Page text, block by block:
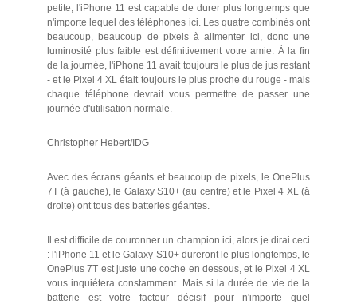
petite, l'iPhone 11 est capable de durer plus longtemps que
n'importe lequel des téléphones ici. Les quatre combinés ont
beaucoup, beaucoup de pixels à alimenter ici, donc une
luminosité plus faible est définitivement votre amie. À la fin
de la journée, l'iPhone 11 avait toujours le plus de jus restant
- et le Pixel 4 XL était toujours le plus proche du rouge - mais
chaque téléphone devrait vous permettre de passer une
journée d'utilisation normale.
Christopher Hebert/IDG
Avec des écrans géants et beaucoup de pixels, le OnePlus
7T (à gauche), le Galaxy S10+ (au centre) et le Pixel 4 XL (à
droite) ont tous des batteries géantes.
Il est difficile de couronner un champion ici, alors je dirai ceci
: l'iPhone 11 et le Galaxy S10+ dureront le plus longtemps, le
OnePlus 7T est juste une coche en dessous, et le Pixel 4 XL
vous inquiétera constamment. Mais si la durée de vie de la
batterie est votre facteur décisif pour n'importe quel